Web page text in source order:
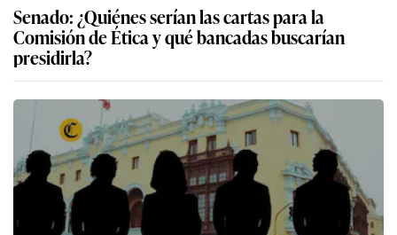
Senado: ¿Quiénes serían las cartas para la
Comisión de Ética y qué bancadas buscarían
presidirla?